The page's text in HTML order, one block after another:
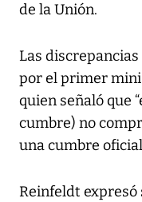
de la Unión.
Las
por el primer
quien señaló que
cumbre) no
una cumbre
Reinfeldt expresó